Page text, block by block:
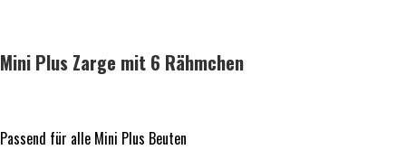
Mini Plus Zarge mit 6 Rähmchen
Passend für alle Mini Plus Beuten